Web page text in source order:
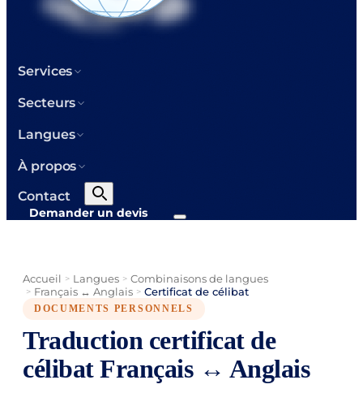
Services
Secteurs
Langues
À propos
Contact
Demander un devis
Accueil > Langues > Combinaisons de langues
> Français ↔ Anglais > Certificat de célibat
DOCUMENTS PERSONNELS
Traduction certificat de
célibat Français ↔ Anglais